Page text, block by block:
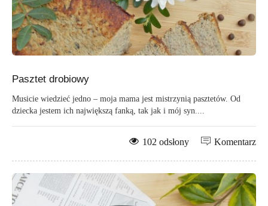
Pasztet drobiowy
Musicie wiedzieć jedno – moja mama jest mistrzynią pasztetów. Od
dziecka jestem ich największą fanką, tak jak i mój syn....
Komentarz
102 odsłony